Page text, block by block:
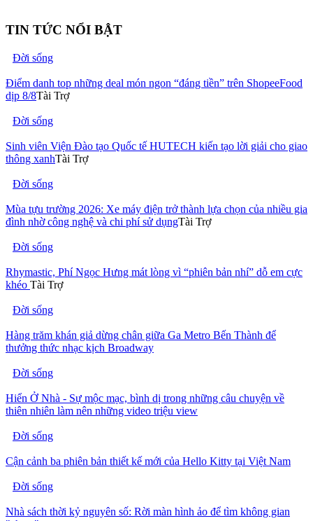
TIN TỨC NỔI BẬT
Đời sống
Điểm danh top những deal món ngon “đáng tiền” trên ShopeeFood
dịp 8/8Tài Trợ
Đời sống
Sinh viên Viện Đào tạo Quốc tế HUTECH kiến tạo lời giải cho giao
thông xanhTài Trợ
Đời sống
Mùa tựu trường 2026: Xe máy điện trở thành lựa chọn của nhiều gia
đình nhờ công nghệ và chi phí sử dụngTài Trợ
Đời sống
Rhymastic, Phí Ngọc Hưng mát lòng vì “phiên bản nhí” dỗ em cực
khéo Tài Trợ
Đời sống
Hàng trăm khán giả dừng chân giữa Ga Metro Bến Thành để
thưởng thức nhạc kịch Broadway
Đời sống
Hiển Ở Nhà - Sự mộc mạc, bình dị trong những câu chuyện về
thiên nhiên làm nên những video triệu view
Đời sống
Cận cảnh ba phiên bản thiết kế mới của Hello Kitty tại Việt Nam
Đời sống
Nhà sách thời kỷ nguyên số: Rời màn hình ảo để tìm không gian